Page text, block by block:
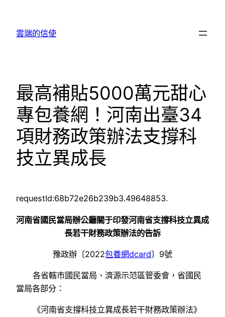
雲端的信使
最高補貼5000萬元甜心
專包養網！河南出臺34
項財務政策辦法支撐科
技立異成長
requestId:68b72e26b239b3.49648853.
河南省國民當局辦公廳關于印發河南省支撐科技立異成
長若干財務政策辦法的告訴
豫政辦〔2022包養網dcard〕9號
各省轄市國民當局、濟源示范區管委會，省國民
當局各部分：
《河南省支撐科技立異成長若干財務政策辦法》